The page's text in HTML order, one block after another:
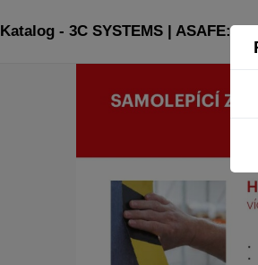
Katalog - 3C SYSTEMS | ASAFE: